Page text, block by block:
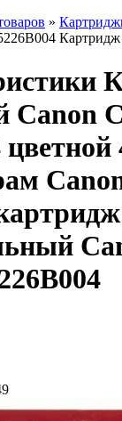
»
Canon
цветной